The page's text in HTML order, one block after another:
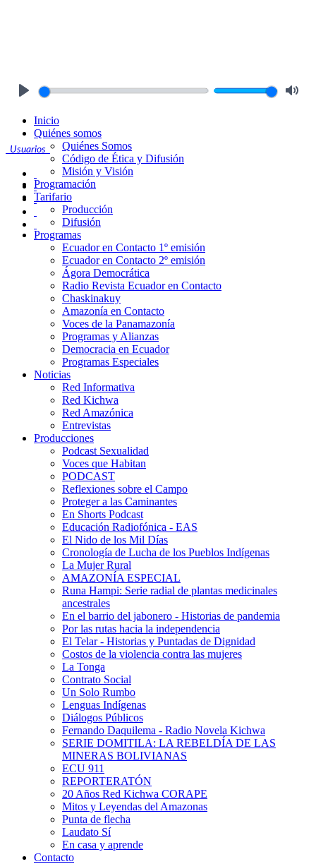
Usuarios
Inicio
Quiénes somos
Quiénes Somos
Código de Ética y Difusión
Misión y Visión
Programación
Tarifario
Producción
Difusión
Programas
Ecuador en Contacto 1º emisión
Ecuador en Contacto 2º emisión
Ágora Democrática
Radio Revista Ecuador en Contacto
Chaskinakuy
Amazonía en Contacto
Voces de la Panamazonía
Programas y Alianzas
Democracia en Ecuador
Programas Especiales
Noticias
Red Informativa
Red Kichwa
Red Amazónica
Entrevistas
Producciones
Podcast Sexualidad
Voces que Habitan
PODCAST
Reflexiones sobre el Campo
Proteger a las Caminantes
En Shorts Podcast
Educación Radiofónica - EAS
El Nido de los Mil Días
Cronología de Lucha de los Pueblos Indígenas
La Mujer Rural
AMAZONÍA ESPECIAL
Runa Hampi: Serie radial de plantas medicinales
ancestrales
En el barrio del jabonero - Historias de pandemia
Por las rutas hacia la independencia
El Telar - Historias y Puntadas de Dignidad
Costos de la violencia contra las mujeres
La Tonga
Contrato Social
Un Solo Rumbo
Lenguas Indígenas
Diálogos Públicos
Fernando Daquilema - Radio Novela Kichwa
SERIE DOMITILA: LA REBELDÍA DE LAS
MINERAS BOLIVIANAS
ECU 911
REPORTERATÓN
20 Años Red Kichwa CORAPE
Mitos y Leyendas del Amazonas
Punta de flecha
Laudato Sí
En casa y aprende
Contacto